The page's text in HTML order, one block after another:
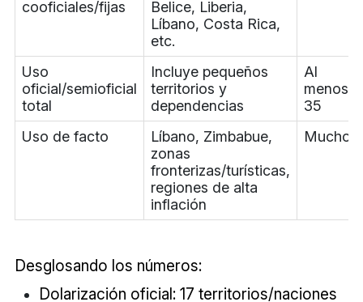
cooficiales/fijas
Belice, Liberia,
Líbano, Costa Rica,
etc.
Uso
oficial/semioficial
total
Incluye pequeños
territorios y
dependencias
Al
menos
35
Uso de facto
Líbano, Zimbabue,
zonas
fronterizas/turísticas,
regiones de alta
inflación
Muchos
Desglosando los números:
Dolarización oficial: 17 territorios/naciones